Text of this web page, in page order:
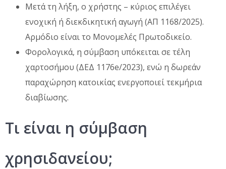
Μετά τη λήξη, ο χρήστης – κύριος επιλέγει
ενοχική ή διεκδικητική αγωγή (ΑΠ 1168/2025).
Αρμόδιο είναι το Μονομελές Πρωτοδικείο.
Φορολογικά, η σύμβαση υπόκειται σε τέλη
χαρτοσήμου (ΔΕΔ 1176e/2023), ενώ η δωρεάν
παραχώρηση κατοικίας ενεργοποιεί τεκμήρια
διαβίωσης.
Τι είναι η σύμβαση
χρησιδανείου;